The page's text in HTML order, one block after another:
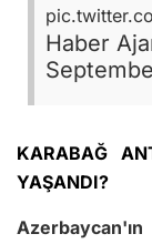
Haber
KARABAĞ
YAŞANDI?
Azerbaycan'ın